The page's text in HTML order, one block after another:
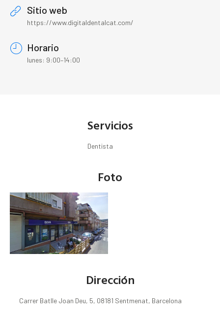
Sitio web
https://www.digitaldentalcat.com/
Horario
lunes: 9:00–14:00
Servicios
Dentista
Foto
Dirección
Carrer Batlle Joan Deu, 5, 08181 Sentmenat, Barcelona